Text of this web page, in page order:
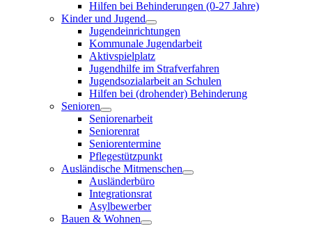
Hilfen bei Behinderungen (0-27 Jahre)
Kinder und Jugend
Jugendeinrichtungen
Kommunale Jugendarbeit
Aktivspielplatz
Jugendhilfe im Strafverfahren
Jugendsozialarbeit an Schulen
Hilfen bei (drohender) Behinderung
Senioren
Seniorenarbeit
Seniorenrat
Seniorentermine
Pflegestützpunkt
Ausländische Mitmenschen
Ausländerbüro
Integrationsrat
Asylbewerber
Bauen & Wohnen